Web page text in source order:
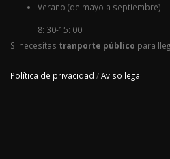
Verano (de mayo a septiembre):
8: 30-15: 00
Si necesitas tranporte público para
Política de privacidad /Aviso legal